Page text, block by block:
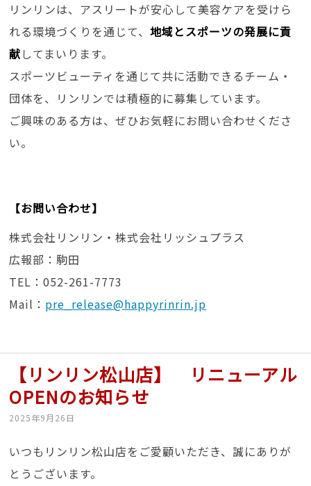
リンリンは、アスリートが安心して美容ケアを受けら
れる環境づくりを通じて、地域とスポーツの発展に貢
献 してまいります。
スポーツビューティを通じて共に活動できるチーム・
団体を、リンリンでは積極的に募集しています。
ご興味のある方は、ぜひお気軽にお問い合わせくださ
い。
【お問い合わせ】
株式会社リンリン・株式会社リッシュプラス
広報部：駒田
TEL：052-261-7773
Mail： pre_release@happyrinrin.jp
【リンリン松山店】 リニューアル
OPENのお知らせ
2025年9月26日
いつもリンリン松山店をご愛顧いただき、誠にありが
とうございます。